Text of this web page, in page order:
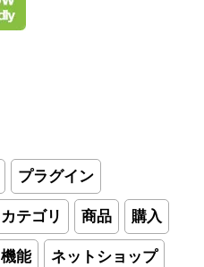
プラグイン
カテゴリ 商品 購入
機能 ネットショップ